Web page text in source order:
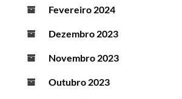
Fevereiro 2024
Dezembro 2023
Novembro 2023
Outubro 2023